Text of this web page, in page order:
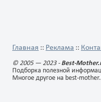
Главная :: Реклама ::
© 2005 — 2023 - Best-
Подборка полезной
Многое другое на best-